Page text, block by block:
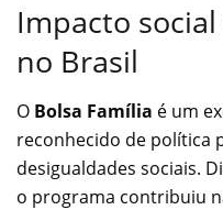
Impacto
no Brasil
O Bolsa Família é um
reconhecido de política
desigualdades sociais.
o programa contribuiu